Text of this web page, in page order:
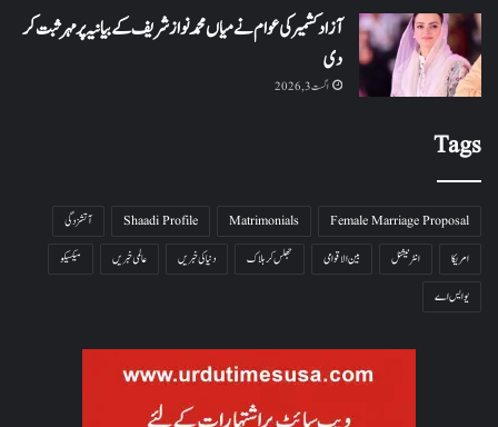
آزاد کشمیر کی عوام نے میاں محمد نواز شریف کے بیانیہ پر مہر ثبت کر
دی
اگست 3, 2026
Tags
Female Marriage Proposal
Matrimonials
Shaadi Profile
آتشزدگی
امریکا
انٹرنیشنل بین الاقوامی جھلس کر ہلاک دنیا کی خبریں عالمی خبریں
میکسیکو
یو ایس اے